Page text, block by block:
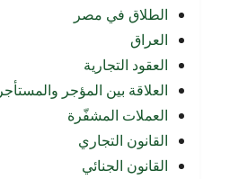
الطلاق في مصر
العراق
العقود التجارية
العلاقة بين المؤجر والمستأجر
العملات المشفّرة
القانون التجاري
القانون الجنائي